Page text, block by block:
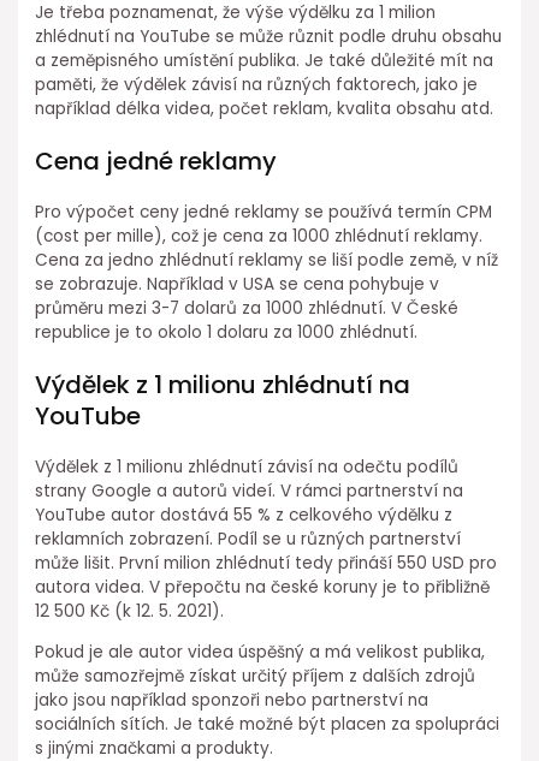
Je třeba poznamenat, že výše výdělku za 1 milion
zhlédnutí na YouTube se může různit podle druhu obsahu
a zeměpisného umístění publika. Je také důležité mít na
paměti, že výdělek závisí na různých faktorech, jako je
například délka videa, počet reklam, kvalita obsahu atd.
Cena jedné reklamy
Pro výpočet ceny jedné reklamy se používá termín CPM
(cost per mille), což je cena za 1000 zhlédnutí reklamy.
Cena za jedno zhlédnutí reklamy se liší podle země, v níž
se zobrazuje. Například v USA se cena pohybuje v
průměru mezi 3-7 dolarů za 1000 zhlédnutí. V České
republice je to okolo 1 dolaru za 1000 zhlédnutí.
Výdělek z 1 milionu zhlédnutí na
YouTube
Výdělek z 1 milionu zhlédnutí závisí na odečtu podílů
strany Google a autorů videí. V rámci partnerství na
YouTube autor dostává 55 % z celkového výdělku z
reklamních zobrazení. Podíl se u různých partnerství
může lišit. První milion zhlédnutí tedy přináší 550 USD pro
autora videa. V přepočtu na české koruny je to přibližně
12 500 Kč (k 12. 5. 2021).
Pokud je ale autor videa úspěšný a má velikost publika,
může samozřejmě získat určitý příjem z dalších zdrojů
jako jsou například sponzoři nebo partnerství na
sociálních sítích. Je také možné být placen za spolupráci
s jinými značkami a produkty.